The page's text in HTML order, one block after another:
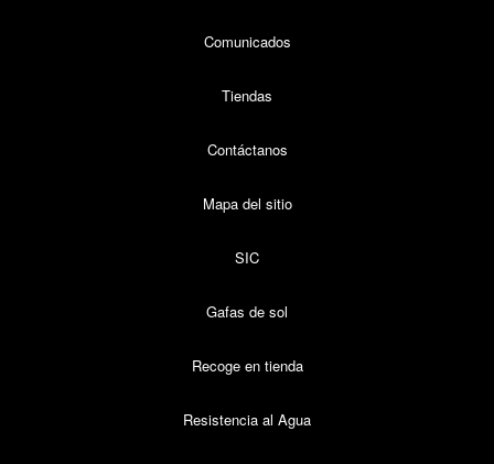
Comunicados
Tiendas
Contáctanos
Mapa del sitio
SIC
Gafas de sol
Recoge en tienda
Resistencia al Agua